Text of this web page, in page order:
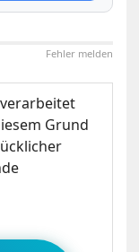
Fehler melden
Grund